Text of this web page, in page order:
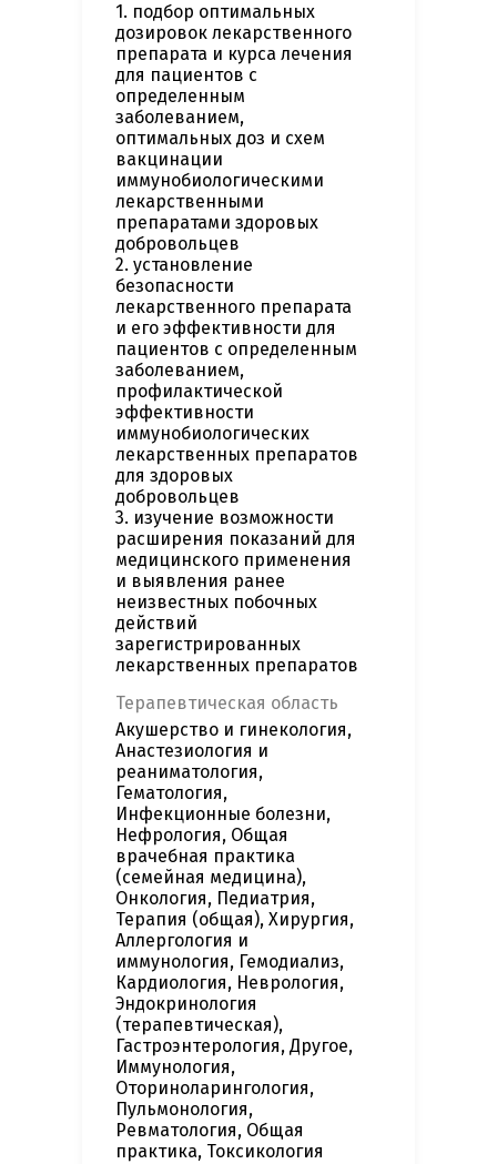
1. подбор оптимальных
дозировок лекарственного
препарата и курса лечения
для пациентов с
определенным
заболеванием,
оптимальных доз и схем
вакцинации
иммунобиологическими
лекарственными
препаратами здоровых
добровольцев
2. установление
безопасности
лекарственного препарата
и его эффективности для
пациентов с определенным
заболеванием,
профилактической
эффективности
иммунобиологических
лекарственных препаратов
для здоровых
добровольцев
3. изучение возможности
расширения показаний для
медицинского применения
и выявления ранее
неизвестных побочных
действий
зарегистрированных
лекарственных препаратов
Терапевтическая область
Акушерство и гинекология,
Анастезиология и
реаниматология,
Гематология,
Инфекционные болезни,
Нефрология, Общая
врачебная практика
(семейная медицина),
Онкология, Педиатрия,
Терапия (общая), Хирургия,
Аллергология и
иммунология, Гемодиализ,
Кардиология, Неврология,
Эндокринология
(терапевтическая),
Гастроэнтерология, Другое,
Иммунология,
Оториноларингология,
Пульмонология,
Ревматология, Общая
практика, Токсикология